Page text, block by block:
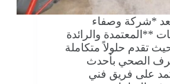
*شركة وصفاء
**المعتمدة والرائدة
تقدم حلولاً متكاملة
الصحي بأحدث
على فريق فني